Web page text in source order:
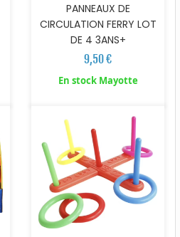
PANNEAUX DE
CIRCULATION FERRY LOT
DE 4 3ANS+
9,50 €
En stock Mayotte